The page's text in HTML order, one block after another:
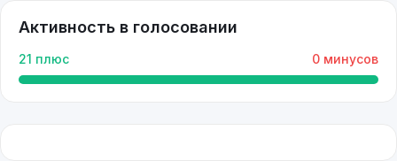
Активность в голосовании
21 плюс 0 минусов